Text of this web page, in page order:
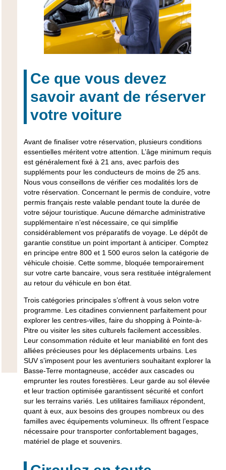
Ce que vous devez
savoir avant de réserver
votre voiture
Avant de finaliser votre réservation, plusieurs conditions
essentielles méritent votre attention. L’âge minimum requis
est généralement fixé à 21 ans, avec parfois des
suppléments pour les conducteurs de moins de 25 ans.
Nous vous conseillons de vérifier ces modalités lors de
votre réservation. Concernant le permis de conduire, votre
permis français reste valable pendant toute la durée de
votre séjour touristique. Aucune démarche administrative
supplémentaire n’est nécessaire, ce qui simplifie
considérablement vos préparatifs de voyage. Le dépôt de
garantie constitue un point important à anticiper. Comptez
en principe entre 800 et 1 500 euros selon la catégorie de
véhicule choisie. Cette somme, bloquée temporairement
sur votre carte bancaire, vous sera restituée intégralement
au retour du véhicule en bon état.
Trois catégories principales s’offrent à vous selon votre
programme. Les citadinesconviennent parfaitement pour
explorer les centres-villes, faire du shopping à Pointe-à-
Pitre ou visiter les sites culturels facilement accessibles.
Leur consommation réduite et leur maniabilité en font des
alliées précieuses pour les déplacements urbains. Les
SUV s’imposent pour les aventuriers souhaitant explorer la
Basse-Terre montagneuse, accéder aux cascades ou
emprunter les routes forestières. Leur garde au sol élevée
et leur traction optimisée garantissent sécurité et confort
sur les terrains variés. Les utilitaires familiauxrépondent,
quant à eux, aux besoins des groupes nombreux ou des
familles avec équipements volumineux. Ils offrent l’espace
nécessaire pour transporter confortablement bagages,
matériel de plage et souvenirs.